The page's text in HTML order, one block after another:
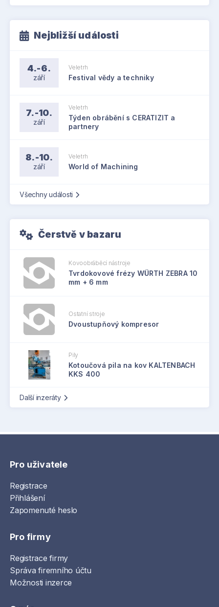
Nejbližší události
4.-6.
září
Veletrh
Festival vědy a techniky
7.-10.
září
Veletrh
Týden obrábění s CERATIZIT a
partnery
8.-10.
září
Veletrh
World of Machining
Všechny události
Čerstvě v bazaru
Kovoobráběcí nástroje
Tvrdokovové frézy WÜRTH ZEBRA 10
mm + 6 mm
Ostatní stroje
Dvoustupňový kompresor
Pily
Kotoučová pila na kov KALTENBACH
KKS 400
Další inzeráty
Pro uživatele
Registrace
Přihlášení
Zapomenuté heslo
Pro firmy
Registrace firmy
Správa firemního účtu
Možnosti inzerce